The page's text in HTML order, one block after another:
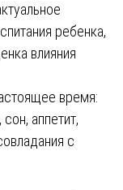
ребенка,
влияния
время:
аппетит,
с